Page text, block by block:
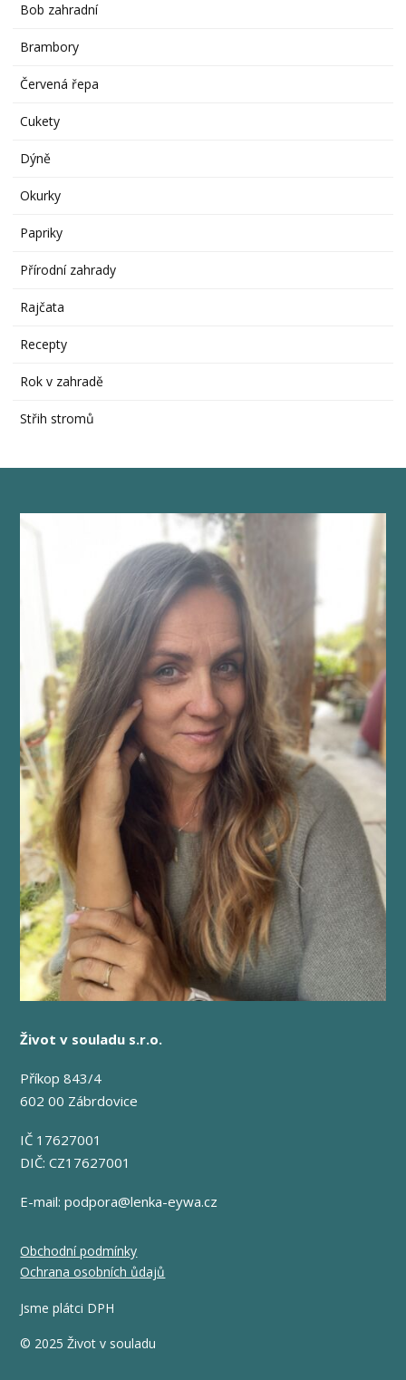
Bob zahradní
Brambory
Červená řepa
Cukety
Dýně
Okurky
Papriky
Přírodní zahrady
Rajčata
Recepty
Rok v zahradě
Střih stromů
Život v souladu s.r.o.
Příkop 843/4
602 00 Zábrdovice
IČ 17627001
DIČ: CZ17627001
E-mail:podpora@lenka-eywa.cz
Obchodní podmínky
Ochrana osobních ůdajů
Jsme plátci DPH
© 2025 Život v souladu